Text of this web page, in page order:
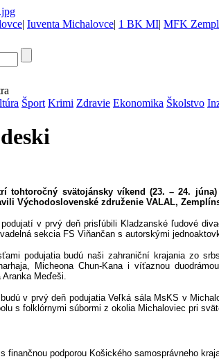
| Iuventa Michalovce| 1 BK MI| MFK
Šport Krimi Zdravie Ekonomika Školstvo
tohtoročný svätojánsky víkend (23. – 24.
Východoslovenské združenie VALAL,
v prvý deň prisľúbili Kladzanské ľudové
sekcia FS Viňančan s autorskými
podujatia budú naši zahraniční krajania zo
Micheona Chun-Kana i víťaznou
Meďeši.
v prvý deň podujatia Veľká sála MsKS v
s folklórnymi súbormi z okolia Michaloviec pri
finančnou podporou Košického samosprávneho